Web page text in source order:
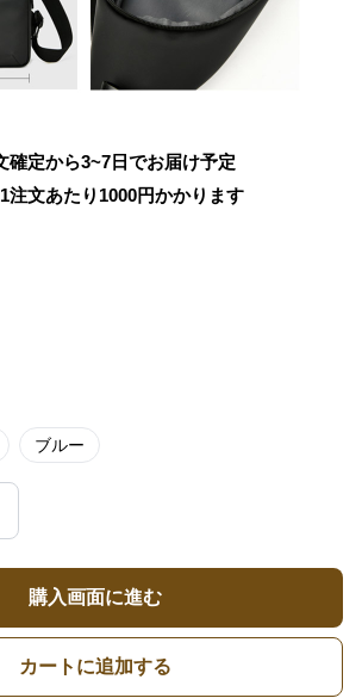
確定から3~7日でお届け予定
注文あたり 1000円かかります
ブルー
購入画面に進む
カートに追加する